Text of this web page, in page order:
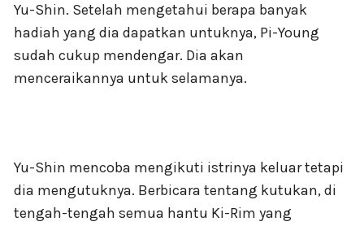
Yu-Shin. Setelah mengetahui berapa banyak
hadiah yang dia dapatkan untuknya, Pi-Young
sudah cukup mendengar. Dia akan
menceraikannya untuk selamanya.
Yu-Shin mencoba mengikuti istrinya keluar tetapi
dia mengutuknya. Berbicara tentang kutukan, di
tengah-tengah semua hantu Ki-Rim yang